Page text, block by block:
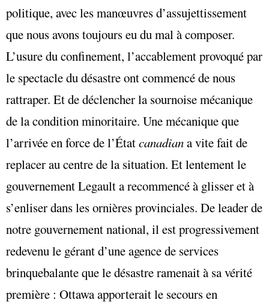
politique, avec les manœuvres d’assujettissement
que nous avons toujours eu du mal à composer.
L’usure du confinement, l’accablement provoqué par
le spectacle du désastre ont commencé de nous
rattraper. Et de déclencher la sournoise mécanique
de la condition minoritaire. Une mécanique que
l’arrivée en force de l’Étatcanadiana vite fait de
replacer au centre de la situation. Et lentement le
gouvernement Legault a recommencé à glisser et à
s’enliser dans les ornières provinciales. De leader de
notre gouvernement national, il est progressivement
redevenu le gérant d’une agence de services
brinquebalante que le désastre ramenait à sa vérité
première : Ottawa apporterait le secours en